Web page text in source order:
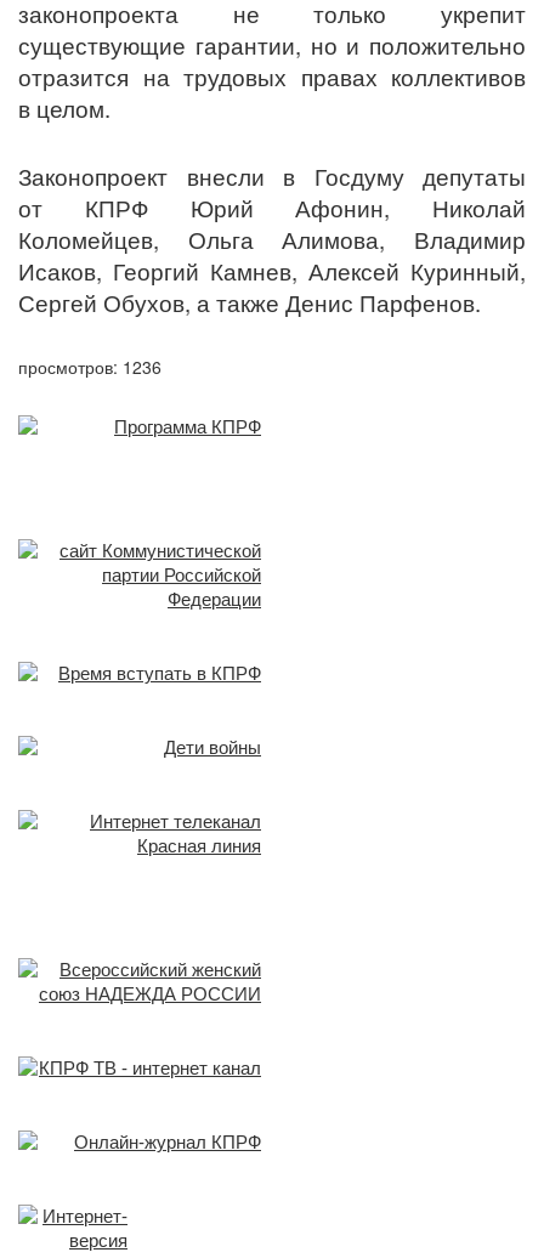
законопроекта не только укрепит
существующие гарантии, но и положительно
отразится на трудовых правах коллективов
в целом.
Законопроект внесли в Госдуму депутаты
от КПРФ Юрий Афонин, Николай
Коломейцев, Ольга Алимова, Владимир
Исаков, Георгий Камнев, Алексей Куринный,
Сергей Обухов, а также Денис Парфенов.
просмотров: 1236